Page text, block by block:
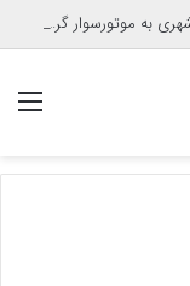
روایتی از جنس انسانیت؛ کمک نیروی خدمات شهری به موتورسوار گرفتار